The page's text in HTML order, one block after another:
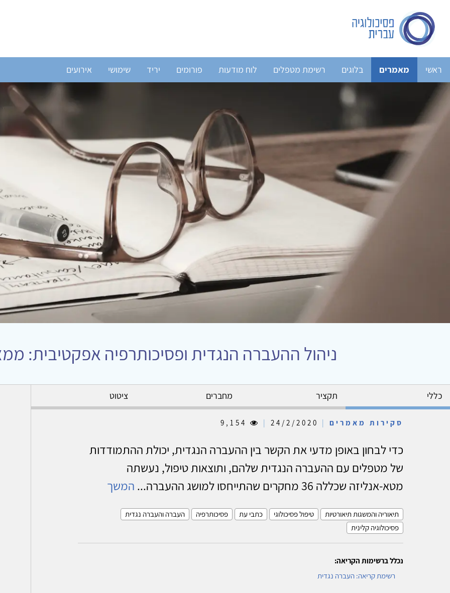
ראשי מאמרים בלוגים רשימת מטפלים לוח מודעות פורומים יריד שימושי אירועים
ניהול ההעברה הנגדית ופסיכותרפיה אפקטיבית:
כללי תקציר מחברים ציטוט
סקירות מאמרים |
|
כדי לבחון באופן מדעי את הקשר בין ההעברה הנגדית, יכולת ההתמודדות
של מטפלים עם ההעברה הנגדית שלהם, ותוצאות טיפול, נעשתה
מטא-אנליזה שכללה 36 מחקרים שהתייחסו למושג ההעברה...
המשך
תיאוריה והמשגות תיאורטיות טיפול פסיכולוגי כתבי עת פסיכותרפיה
העברה והעברה נגדית
פסיכולוגיה קלינית
נכלל ברשימות הקריאה:
רשימת קריאה: העברה נגדית